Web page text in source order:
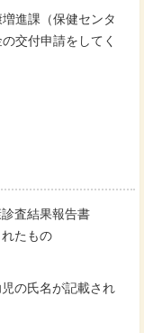
進課（保健センタ
交付申請をしてく
査結果報告書
たもの
の氏名が記載され